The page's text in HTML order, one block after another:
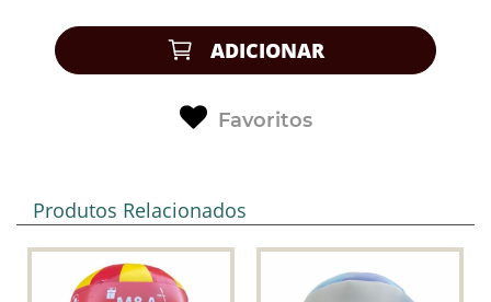
ADICIONAR
Favoritos
Produtos Relacionados